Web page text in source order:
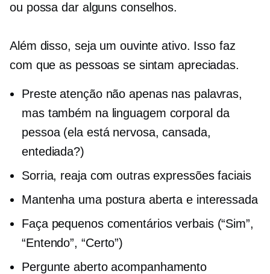
ou possa dar alguns conselhos.
Além disso, seja um ouvinte ativo. Isso faz
com que as pessoas se sintam apreciadas.
Preste atenção não apenas nas palavras,
mas também na linguagem corporal da
pessoa (ela está nervosa, cansada,
entediada?)
Sorria, reaja com outras expressões faciais
Mantenha uma postura aberta e interessada
Faça pequenos comentários verbais (“Sim”,
“Entendo”, “Certo”)
Pergunte abertoacompanhamento